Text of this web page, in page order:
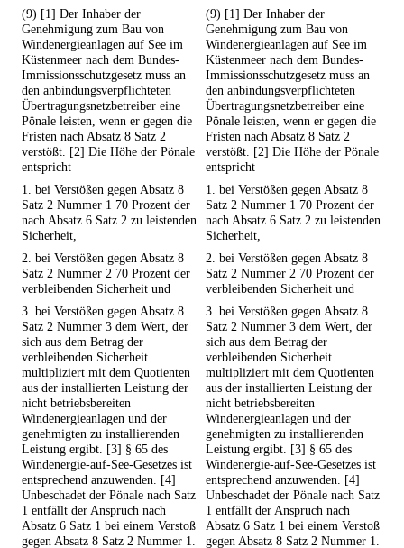
(9) [1] Der Inhaber der
Genehmigung zum Bau von
Windenergieanlagen auf See im
Küstenmeer nach dem Bundes-
Immissionsschutzgesetz muss an
den anbindungsverpflichteten
Übertragungsnetzbetreiber eine
Pönale leisten, wenn er gegen die
Fristen nach Absatz 8 Satz 2
verstößt. [2] Die Höhe der Pönale
entspricht
(9) [1] Der Inhaber der
Genehmigung zum Bau von
Windenergieanlagen auf See im
Küstenmeer nach dem Bundes-
Immissionsschutzgesetz muss an
den anbindungsverpflichteten
Übertragungsnetzbetreiber eine
Pönale leisten, wenn er gegen die
Fristen nach Absatz 8 Satz 2
verstößt. [2] Die Höhe der Pönale
entspricht
1. bei Verstößen gegen Absatz 8
Satz 2 Nummer 1 70 Prozent der
nach Absatz 6 Satz 2 zu leistenden
Sicherheit,
1. bei Verstößen gegen Absatz 8
Satz 2 Nummer 1 70 Prozent der
nach Absatz 6 Satz 2 zu leistenden
Sicherheit,
2. bei Verstößen gegen Absatz 8
Satz 2 Nummer 2 70 Prozent der
verbleibenden Sicherheit und
2. bei Verstößen gegen Absatz 8
Satz 2 Nummer 2 70 Prozent der
verbleibenden Sicherheit und
3. bei Verstößen gegen Absatz 8
Satz 2 Nummer 3 dem Wert, der
sich aus dem Betrag der
verbleibenden Sicherheit
multipliziert mit dem Quotienten
aus der installierten Leistung der
nicht betriebsbereiten
Windenergieanlagen und der
genehmigten zu installierenden
Leistung ergibt. [3] § 65 des
Windenergie-auf-See-Gesetzes ist
entsprechend anzuwenden. [4]
Unbeschadet der Pönale nach Satz
1 entfällt der Anspruch nach
Absatz 6 Satz 1 bei einem Verstoß
gegen Absatz 8 Satz 2 Nummer 1.
3. bei Verstößen gegen Absatz 8
Satz 2 Nummer 3 dem Wert, der
sich aus dem Betrag der
verbleibenden Sicherheit
multipliziert mit dem Quotienten
aus der installierten Leistung der
nicht betriebsbereiten
Windenergieanlagen und der
genehmigten zu installierenden
Leistung ergibt. [3] § 65 des
Windenergie-auf-See-Gesetzes ist
entsprechend anzuwenden. [4]
Unbeschadet der Pönale nach Satz
1 entfällt der Anspruch nach
Absatz 6 Satz 1 bei einem Verstoß
gegen Absatz 8 Satz 2 Nummer 1.